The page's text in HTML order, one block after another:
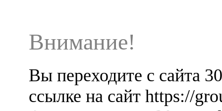
Внимание!
Вы переходите с сайта
ссылке на сайт https://